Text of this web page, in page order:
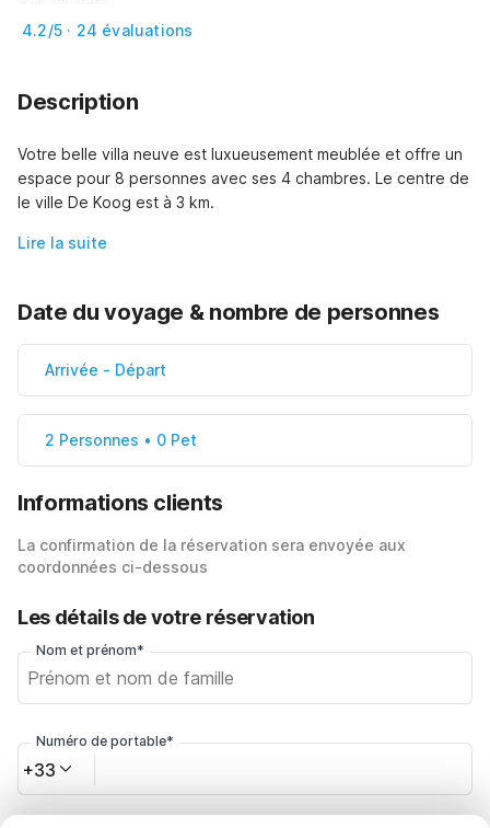
4.2/5 · 24 évaluations
Description
Votre belle villa neuve est luxueusement meublée et offre un
espace pour 8 personnes avec ses 4 chambres. Le centre de
le ville De Koog est à 3 km.
Lire la suite
Date du voyage & nombre de personnes
Arrivée - Départ
2 Personnes • 0 Pet
Informations clients
La confirmation de la réservation sera envoyée aux
coordonnées ci-dessous
Les détails de votre réservation
Nom et prénom*
Numéro de portable*
+33